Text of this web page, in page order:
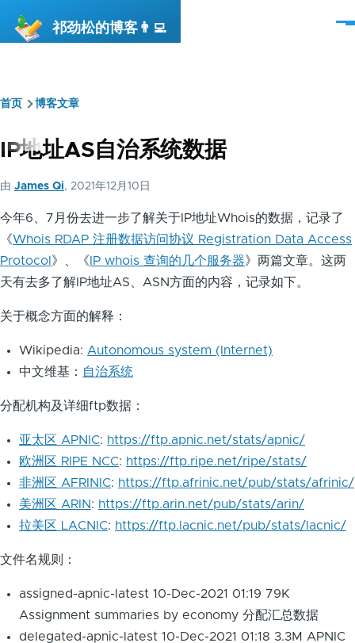
祁劲松的博客👨‍💻
菜
面
包
首页 博客文章
IP地址AS自治系统数据
由 James Qi, 2021年12月10日
今年6、7月份去进一步了解关于IP地址Whois的数据，记录了
《Whois RDAP 注册数据访问协议 Registration Data Access
Protocol 》、《 IP whois 查询的几个服务器》两篇文章。这两
天有去多了解IP地址AS、ASN方面的内容，记录如下。
关于概念方面的解释：
Wikipedia: Autonomous system (Internet)
中文维基： 自治系统
分配机构及详细ftp数据：
亚太区 APNIC: https://ftp.apnic.net/stats/apnic/
欧洲区 RIPE NCC: https://ftp.ripe.net/ripe/stats/
非洲区 AFRINIC: https://ftp.afrinic.net/pub/stats/afrinic/
美洲区 ARIN: https://ftp.arin.net/pub/stats/arin/
拉美区 LACNIC: https://ftp.lacnic.net/pub/stats/lacnic/
文件名规则：
assigned-apnic-latest 10-Dec-2021 01:19 79K
Assignment summaries by economy 分配汇总数据
delegated-apnic-latest 10-Dec-2021 01:18 3.3M APNIC